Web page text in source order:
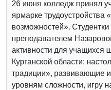
26 июня колледж принял
ярмарке трудоустройства
возможностей».
преподавателем
активности для учащихся
Курганской области:
традиции», развивающие
уровням сложности, игру